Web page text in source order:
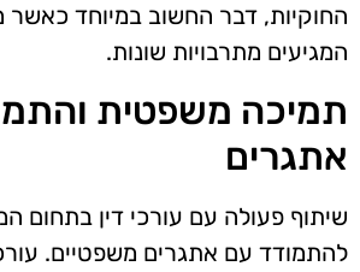
החוקיות, דבר החשוב במיוחד כאשר
המגיעים מתרבויות שונות.
תמיכה משפטית
אתגרים
שיתוף פעולה עם עורכי דין בתחום
להתמודד עם אתגרים משפטיים.